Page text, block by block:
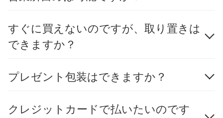
すぐに買えないのですが、取り置きは
できますか？
プレゼント包装はできますか？
クレジットカードで払いたいのです